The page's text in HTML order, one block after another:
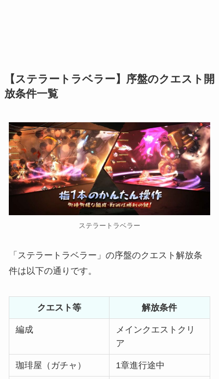
【ステラートラベラー】序盤のクエスト開
放条件一覧
ステラートラベラー
「ステラートラベラー」の序盤のクエスト解放条
件は以下の通りです。
クエスト等 解放条件
編成
メインクエストクリ
ア
珈琲屋（ガチャ） 1章進行途中